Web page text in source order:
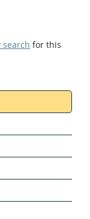
for this